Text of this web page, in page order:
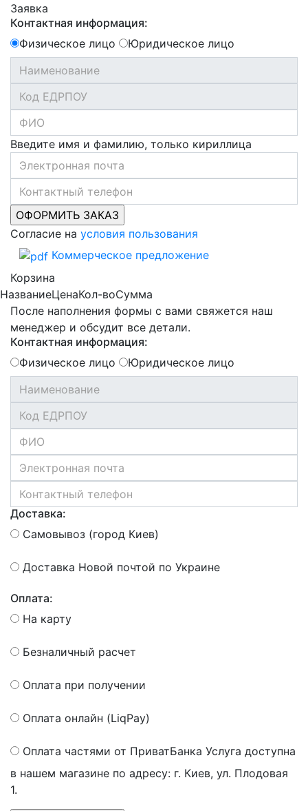
Заявка
Контактная информация:
Физическое лицо
Юридическое лицо
Введите имя и фамилию, только кириллица
Согласие на условия пользования
Коммерческое предложение
Корзина
НазваниеЦенаКол-воСумма
После наполнения формы с вами свяжется наш
менеджер и обсудит все детали.
Контактная информация:
Физическое лицо
Юридическое лицо
Доставка:
Самовывоз (город Киев)
Доставка Новой почтой по Украине
Оплата:
На карту
Безналичный расчет
Оплата при получении
Оплата онлайн (LiqPay)
Оплата частями от ПриватБанка Услуга доступна
в нашем магазине по адресу: г. Киев, ул. Плодовая
1.